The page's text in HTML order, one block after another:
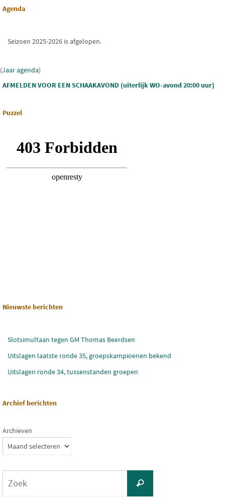
Agenda
Seizoen 2025-2026 is afgelopen.
(Jaar agenda)
AFMELDEN VOOR EEN SCHAAKAVOND (uiterlijk WO-avond 20:00 uur)
Puzzel
Nieuwste berichten
Slotsimultaan tegen GM Thomas Beerdsen
Uitslagen laatste ronde 35, groepskampioenen bekend
Uitslagen ronde 34, tussenstanden groepen
Archief berichten
Archieven
Zoek